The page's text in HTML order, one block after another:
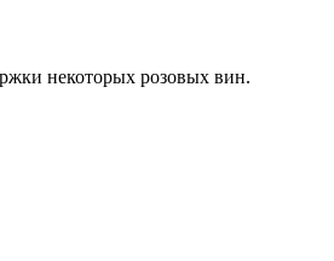
некоторых розовых вин.